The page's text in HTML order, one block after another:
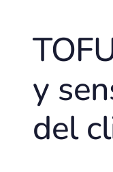
y
del